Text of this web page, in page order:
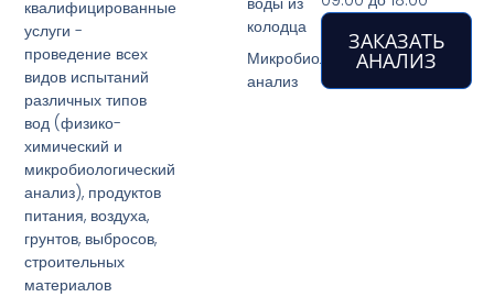
квалифицированные
услуги -
проведение всех
видов испытаний
различных типов
вод (физико-
химический и
микробиологический
анализ), продуктов
питания, воздуха,
грунтов, выбросов,
строительных
материалов
колодца
Микробиологический
анализ
ЗАКАЗАТЬ
АНАЛИЗ